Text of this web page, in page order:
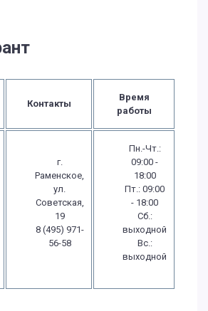
Контакты
Время
работы
г.
Раменское,
ул.
Советская,
19
8 (495) 971-
56-58
Пн.-Чт.:
09:00 -
18:00
Пт.: 09:00
- 18:00
Сб.:
выходной
Вс.:
выходной